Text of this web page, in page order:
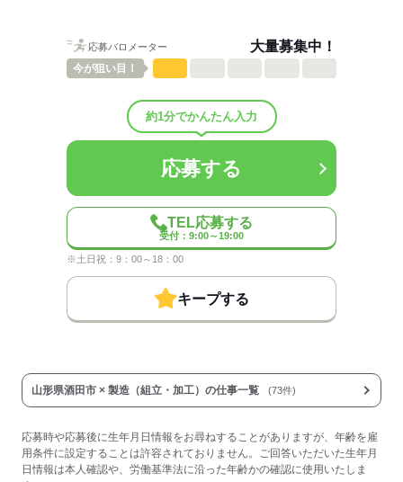
男女比 （男6：女4）
平均年齢40歳
応募する
応募バロメーター 大量募集中！
今が狙い目！
約1分でかんたん入力
応募する
TEL応募する
受付：9:00～19:00
※土日祝：9：00～18：00
キープする
山形県酒田市 × 製造（組立・加工）の仕事一覧 (73件)
応募時や応募後に生年月日情報をお尋ねすることがありますが、年齢を雇
用条件に設定することは許容されておりません。ご回答いただいた生年月
日情報は本人確認や、労働基準法に沿った年齢かの確認に使用いたしま